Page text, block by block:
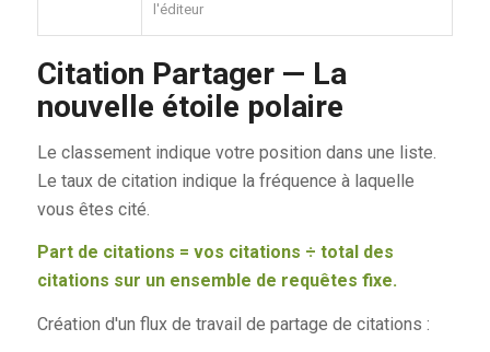
l'éditeur
Citation Partager — La
nouvelle étoile polaire
Le classement indique votre position dans une liste.
Le taux de citation indique la fréquence à laquelle
vous êtes cité.
Part de citations = vos citations ÷ total des
citations sur un ensemble de requêtes fixe.
Création d'un flux de travail de partage de citations :